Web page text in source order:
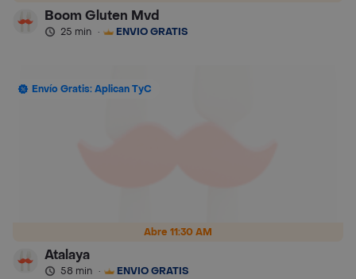
Boom Gluten Mvd
25 min · ENVÍO GRATIS
Abre 11:30 AM
Envío Gratis: Aplican TyC
Atalaya
58 min · ENVÍO GRATIS